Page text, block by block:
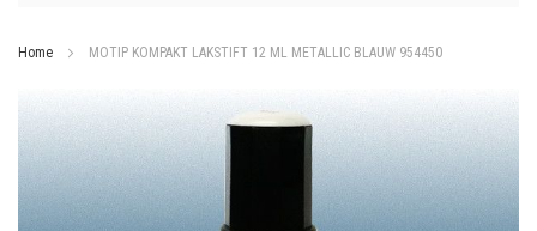
inhoud
Home MOTIP KOMPAKT LAKSTIFT 12 ML METALLIC BLAUW 954450
naar
het
einde
van